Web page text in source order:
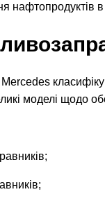
в
моделі щодо